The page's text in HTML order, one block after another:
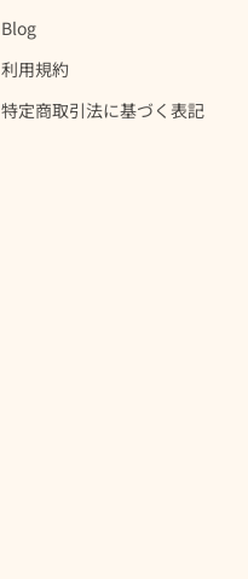
Blog
利用規約
特定商取引法に基づく表記